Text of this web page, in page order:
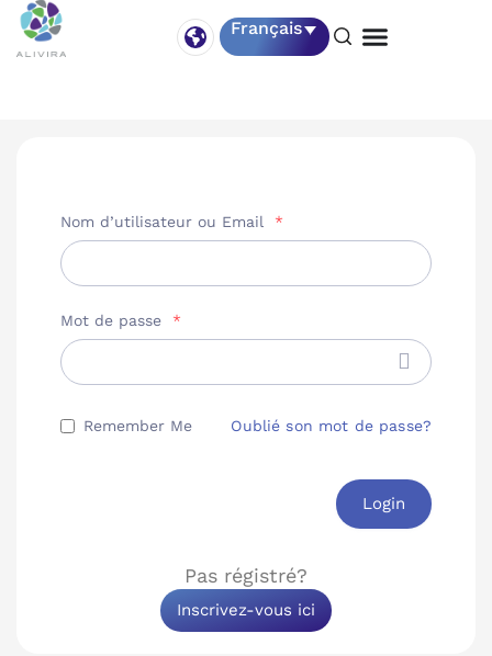
Français
Nom d’utilisateur ou Email *
Mot de passe *
Remember Me Oublié son mot de passe?
Login
Pas régistré?
Inscrivez-vous ici